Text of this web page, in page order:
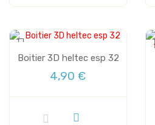
Boitier 3D heltec esp 32
4,90 €